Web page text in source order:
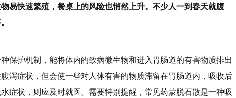
易快速繁殖，餐桌上的风险也悄然上升。不少人一到春天就腹
保护机制，能将体内的致病微生物和进入胃肠道的有害物质排出
泻症状，但会使一些对人体有害的物质滞留在胃肠道内，吸收后
症状，则应及时就医。需要特别提醒，常见药蒙脱石散是一种吸